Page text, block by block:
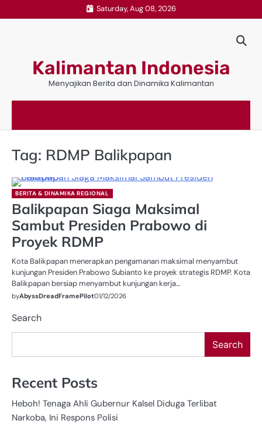
to
Saturday, Aug 08, 2026
Kalimantan Indonesia
Menyajikan Berita dan Dinamika Kalimantan
Tag: RDMP Balikpapan
BERITA & DINAMIKA REGIONAL
Balikpapan Siaga Maksimal
Sambut Presiden Prabowo di
Proyek RDMP
Kota Balikpapan menerapkan pengamanan maksimal menyambut
kunjungan Presiden Prabowo Subianto ke proyek strategis RDMP. Kota
Balikpapan bersiap menyambut kunjungan kerja…
byAbyssDreadFramePilot01/12/2026
Search
Search
Recent Posts
Heboh! Tenaga Ahli Gubernur Kalsel Diduga Terlibat
Narkoba, Ini Respons Polisi